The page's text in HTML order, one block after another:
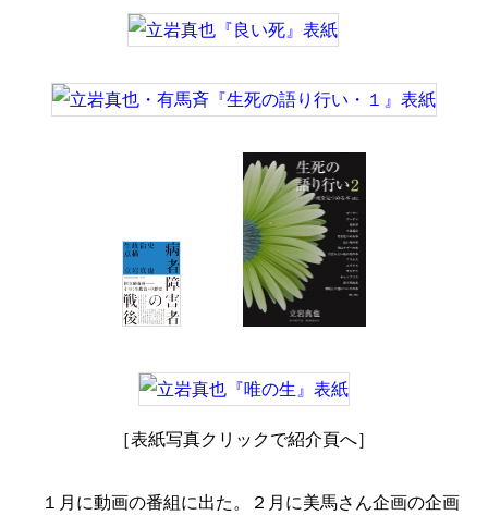
［表紙写真クリックで紹介頁へ］
１月に動画の番組に出た。２月に美馬さん企画の企画